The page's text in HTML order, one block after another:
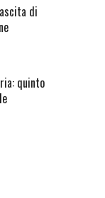
di
quinto